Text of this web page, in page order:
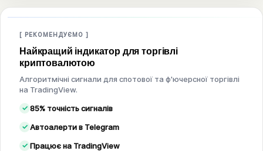
[ РЕКОМЕНДУЄМО ]
Найкращий індикатор для торгівлі
криптовалютою
Алгоритмічні сигнали для спотової та ф'ючерсної торгівлі
на TradingView.
85% точність сигналів
Автоалерти в Telegram
Працює на TradingView